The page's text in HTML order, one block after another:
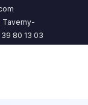
Taverny-
39 80 13 03